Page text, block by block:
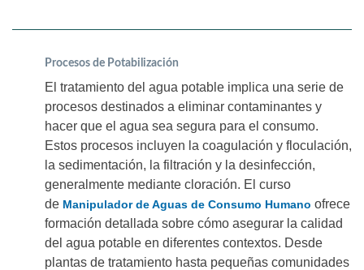
Procesos de Potabilización
El tratamiento del agua potable implica una serie de
procesos destinados a eliminar contaminantes y
hacer que el agua sea segura para el consumo.
Estos procesos incluyen la coagulación y floculación,
la sedimentación, la filtración y la desinfección,
generalmente mediante cloración. El curso
de Manipulador de Aguas de Consumo Humano ofrece
formación detallada sobre cómo asegurar la calidad
del agua potable en diferentes contextos. Desde
plantas de tratamiento hasta pequeñas comunidades